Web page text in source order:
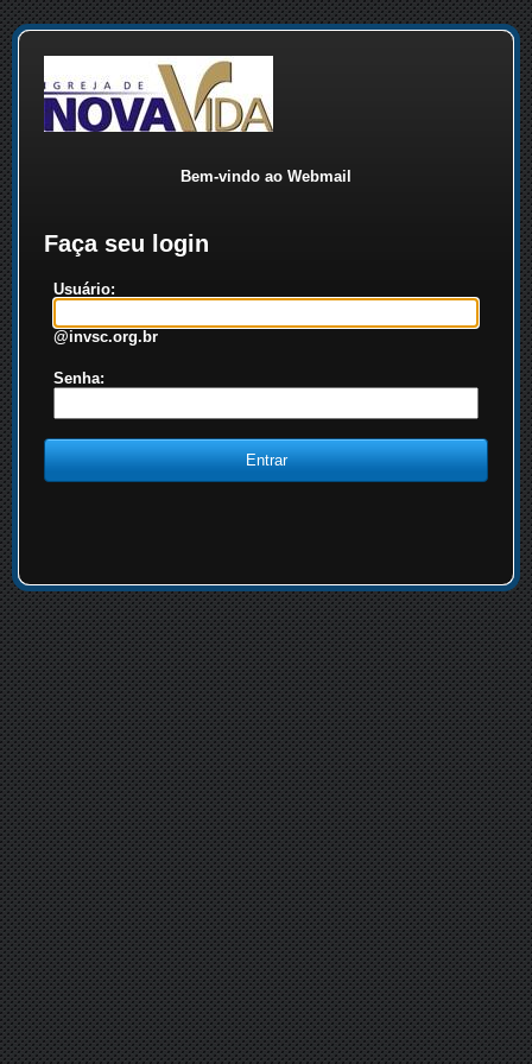
Bem-vindo ao Webmail
Faça seu login
Usuário:
@invsc.org.br
Senha: